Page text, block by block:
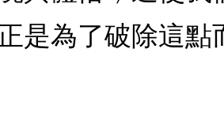
是為了破除這